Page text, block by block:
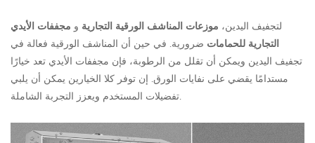
لتجفيف اليدين، موزعات المناشف الورقية التجارية و مجففات الأيدي
التجارية للحمامات ضرورية. في حين أن المناشف الورقية فعالة في
تجفيف اليدين ويمكن أن تقلل من الرطوبة، فإن مجففات الأيدي تعد خيارًا
مستدامًا يقضي على نفايات الورق. إن توفر كلا الخيارين يمكن أن يلبي
تفضيلات المستخدم ويعزز التجربة الشاملة.